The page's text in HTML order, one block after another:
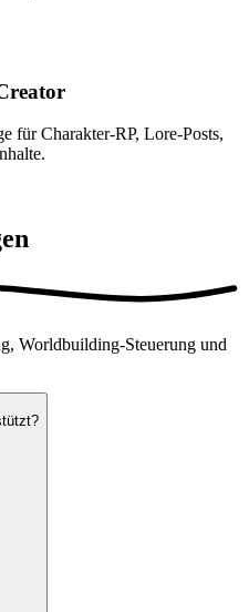
für Charakter-RP, Lore-Posts,
Worldbuilding-Steuerung und